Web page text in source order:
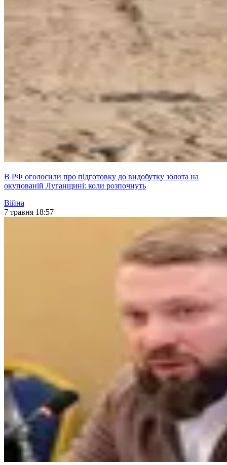
В РФ оголосили про підготовку до видобутку золота на
окупованій Луганщині: коли розпочнуть
Війна
7 травня 18:57